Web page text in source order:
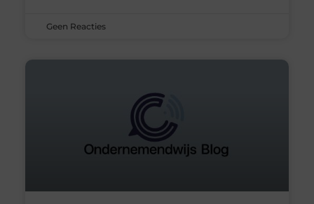
Geen Reacties